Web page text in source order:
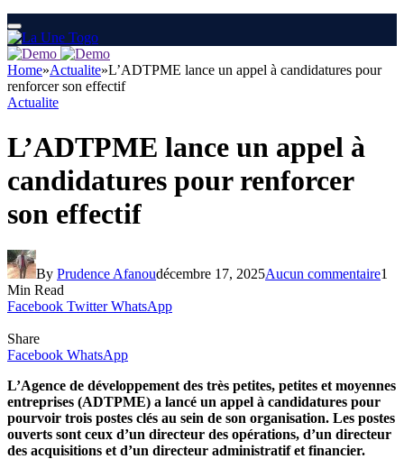
Home»Actualite»L’ADTPME lance un appel à candidatures pour
renforcer son effectif
Actualite
L’ADTPME lance un appel à
candidatures pour renforcer
son effectif
By Prudence Afanoudécembre 17, 2025Aucun commentaire1
Min Read
Facebook Twitter WhatsApp
Share
Facebook WhatsApp
L’Agence de développement des très petites, petites et moyennes
entreprises (ADTPME) a lancé un appel à candidatures pour
pourvoir trois postes clés au sein de son organisation. Les postes
ouverts sont ceux d’un directeur des opérations, d’un directeur
des acquisitions et d’un directeur administratif et financier.